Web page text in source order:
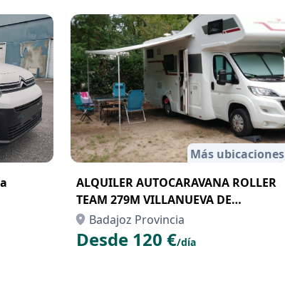
Más ubicaciones
ALQUILER AUTOCARAVANA ROLLER
TEAM 279M VILLANUEVA DE
GALLEGO
Badajoz Provincia
Desde 120 €/día